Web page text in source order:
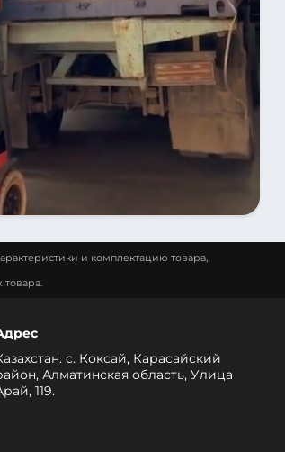
и комплектацию товара,
с. Коксай, Карасайский
Алматинская область, Улица
119.